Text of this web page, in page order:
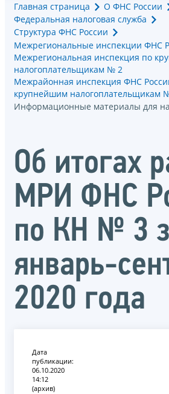
Главная страница
О ФНС России
Федеральная налоговая служба
Структура ФНС России
Межрегиональные инспекции ФНС
Межрегиональная инспекция по
налогоплательщикам № 2
Межрайонная инспекция ФНС
крупнейшим налогоплательщикам
Информационные материалы для
Об итогах
МРИ ФНС
по КН № 3
январь-
2020 года
Дата
публикации:
06.10.2020
14:12
(архив)